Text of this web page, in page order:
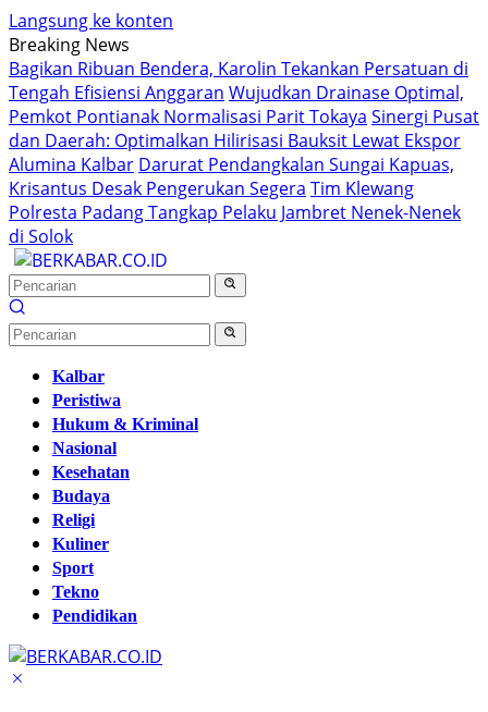
Langsung ke konten
Breaking News
Bagikan Ribuan Bendera, Karolin Tekankan Persatuan di
Tengah Efisiensi Anggaran Wujudkan Drainase Optimal,
Pemkot Pontianak Normalisasi Parit Tokaya Sinergi Pusat
dan Daerah: Optimalkan Hilirisasi Bauksit Lewat Ekspor
Alumina Kalbar Darurat Pendangkalan Sungai Kapuas,
Krisantus Desak Pengerukan Segera Tim Klewang
Polresta Padang Tangkap Pelaku Jambret Nenek-Nenek
di Solok
Kalbar
Peristiwa
Hukum & Kriminal
Nasional
Kesehatan
Budaya
Religi
Kuliner
Sport
Tekno
Pendidikan